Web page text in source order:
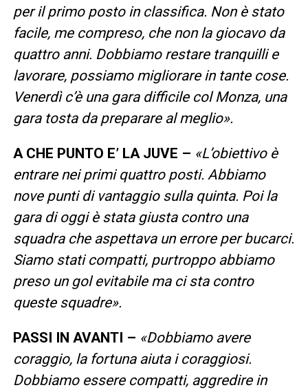
per il primo posto in classifica. Non è stato
facile, me compreso, che non la giocavo da
quattro anni. Dobbiamo restare tranquilli e
lavorare, possiamo migliorare in tante cose.
Venerdì c’è una gara difficile col Monza, una
gara tosta da preparare al meglio».
A CHE PUNTO E’ LA JUVE – «L’obiettivo è
entrare nei primi quattro posti. Abbiamo
nove punti di vantaggio sulla quinta. Poi la
gara di oggi è stata giusta contro una
squadra che aspettava un errore per bucarci.
Siamo stati compatti, purtroppo abbiamo
preso un gol evitabile ma ci sta contro
queste squadre».
PASSI IN AVANTI – «Dobbiamo avere
coraggio, la fortuna aiuta i coraggiosi.
Dobbiamo essere compatti, aggredire in